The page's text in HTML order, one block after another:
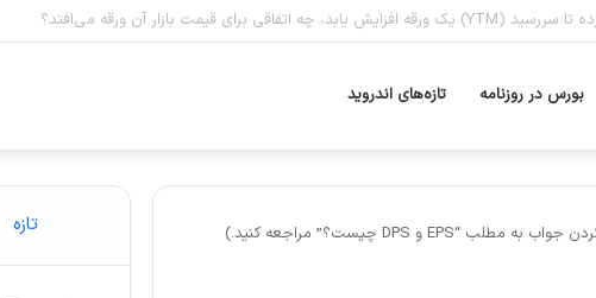
انس جهانی طلا ثابت بماند اما قیمت دلار رشد کند، قیمت واحد صندوق چه تغییری می‌کند؟
بورس در روزنامه تازه‌های اندروید
تازه